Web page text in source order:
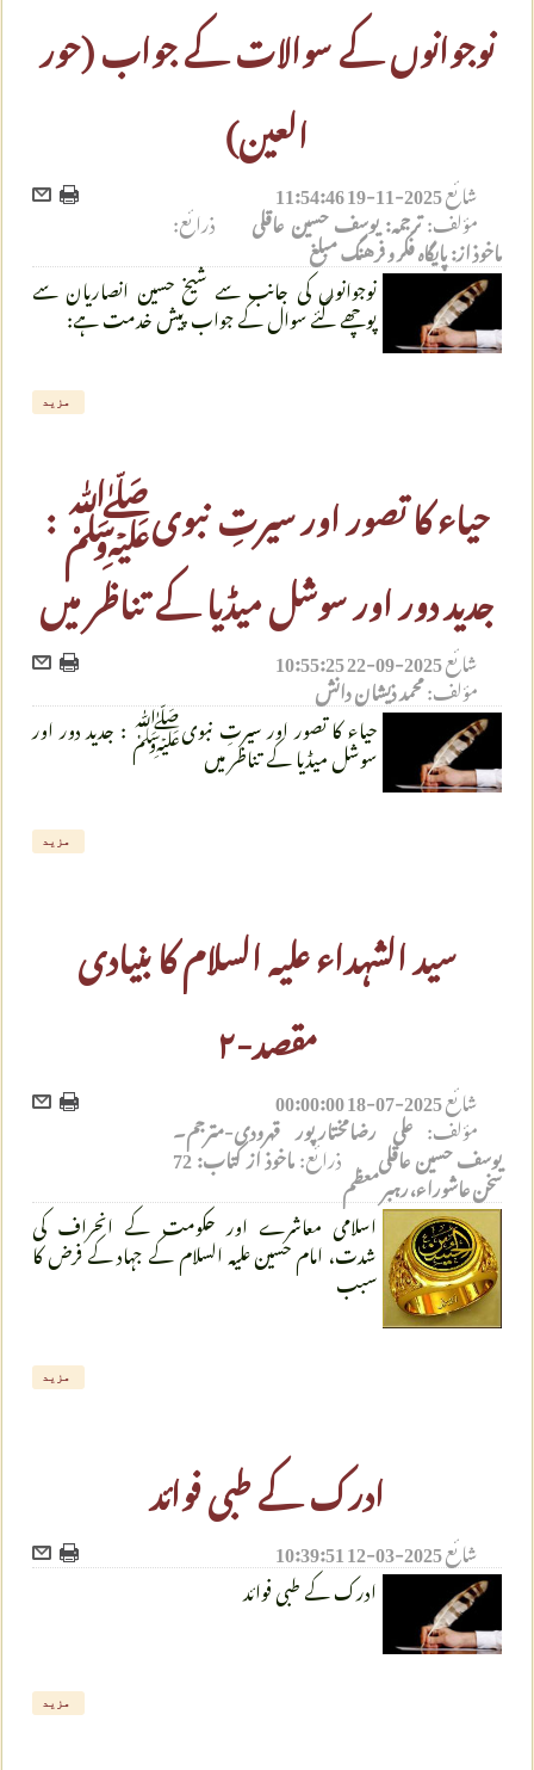
نوجوانوں کے سوالات کے جواب (حور
العین)
شائع2025-11-19 11:54:46
مؤلف:ترجمہ: یوسف حسین عاقلی ذرائع:
ماخوذ از: پایگاه فکر و فرهنگ مبلغ
نوجوانوں کی جانب سے شیخ حسین انصاریان سے
پوچھے گئے سوال کے جواب پیش خدمت ہے:
مزید
حیاء کا تصور اور سیرتِ نبویﷺ :
جدید دور اور سوشل میڈیا کے تناظر میں
شائع2025-09-22 10:55:25
مؤلف:محمد ذیشان دانش
حیاء کا تصور اور سیرتِ نبویﷺ : جدید دور اور
سوشل میڈیا کے تناظر میں
مزید
سید الشہداء علیہ السلام کا بنیادی
مقصد-۲
شائع2025-07-18 00:00:00
مؤلف:علی رضامختارپور قهرودی-مترجم۔
یوسف حسین عاقلی ذرائع: ماخوذ از کتاب: 72
سخن عاشوراء،رہبر معظم
اسلامی معاشرے اور حکومت کے انحراف کی
شدت، امام حسین علیہ السلام کے جہاد کے فرض کا
سبب
مزید
ادرک کے طبی فوائد
شائع2025-03-12 10:39:51
ادرک کے طبی فوائد
مزید